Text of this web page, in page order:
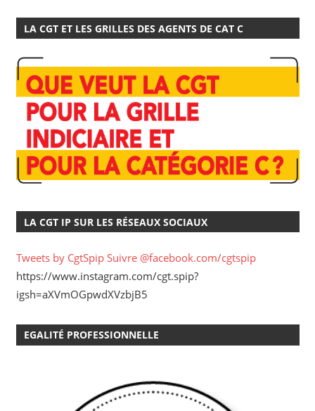
LA CGT ET LES GRILLES DES AGENTS DE CAT C
LA CGT IP SUR LES RÉSEAUX SOCIAUX
Tweets by CgtSpip Suivre @facebook.com/cgtspip
https://www.instagram.com/cgt.spip?
igsh=aXVmOGpwdXVzbjB5
EGALITÉ PROFESSIONNELLE